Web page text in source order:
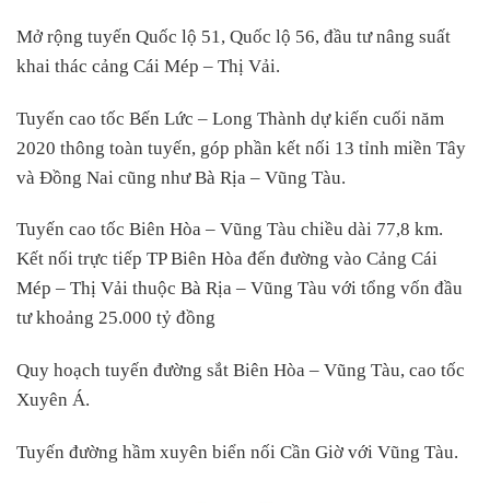
Mở rộng tuyến Quốc lộ 51, Quốc lộ 56, đầu tư nâng suất
khai thác cảng Cái Mép – Thị Vải.
Tuyến cao tốc Bến Lức – Long Thành dự kiến cuối năm
2020 thông toàn tuyến, góp phần kết nối 13 tỉnh miền Tây
và Đồng Nai cũng như Bà Rịa – Vũng Tàu.
Tuyến cao tốc Biên Hòa – Vũng Tàu chiều dài 77,8 km.
Kết nối trực tiếp TP Biên Hòa đến đường vào Cảng Cái
Mép – Thị Vải thuộc Bà Rịa – Vũng Tàu với tổng vốn đầu
tư khoảng 25.000 tỷ đồng
Quy hoạch tuyến đường sắt Biên Hòa – Vũng Tàu, cao tốc
Xuyên Á.
Tuyến đường hầm xuyên biển nối Cần Giờ với Vũng Tàu.